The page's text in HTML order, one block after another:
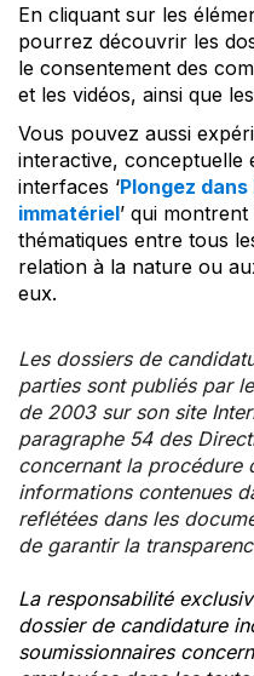
En cliquant sur les
pourrez découvrir les
le consentement des
et les vidéos, ainsi que
Vous pouvez aussi
interactive, conceptuelle
interfaces ‘Plongez
immatériel’ qui
thématiques entre tous
relation à la nature ou
eux.
Les dossiers de
parties sont publiés par
de 2003 sur son site
paragraphe 54 des
concernant la procédure
informations contenues
reflétées dans les
de garantir la
La responsabilité
dossier de candidature
soumissionnaires